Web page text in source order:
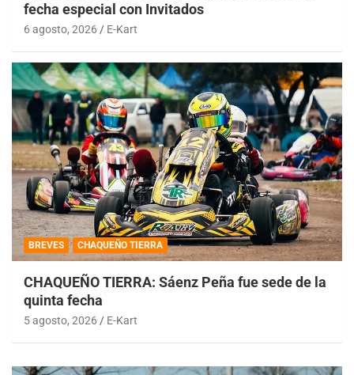
fecha especial con Invitados
6 agosto, 2026 E-Kart
BREVES CHAQUEÑO TIERRA
CHAQUEÑO TIERRA: Sáenz Peña fue sede de la
quinta fecha
5 agosto, 2026 E-Kart